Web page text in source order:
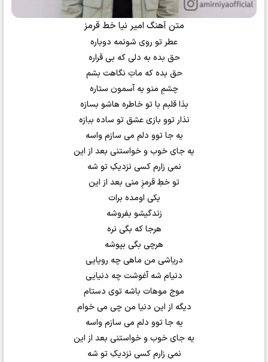
متن آهنگ امیر نیا خط قرمز
عطر تو روی شونمه دوباره
حق بده به دلی که بی قراره
حق بده که ماتِ نگاهت بشم
چشمِ منو یه آسمون ستاره
بذا قلبم با تو خاطره هاشو بسازه
نذار توو بازی عشق تو ساده ببازه
یه جا توو دلم می سازم واسه
یه جای خوب و خواستنی بعد از این
نمی زارم کسی نزدیکِ تو شه
تو خطِ قرمزِ منی بعد از این
یکی اومده برات
زندگیشو بفروشه
هرجا که بگی نره
هرچی بگی بپوشه
دریاشی من ماهی چه رویایی
دنیام شه آغوشت چه دنیایی
موج موهات باشه توی دستام
دیگه از این دنیا من چی می خوام
یه جا توو دلم می سازم واسه
یه جای خوب و خواستنی بعد از این
نمی زارم کسی نزدیکِ تو شه